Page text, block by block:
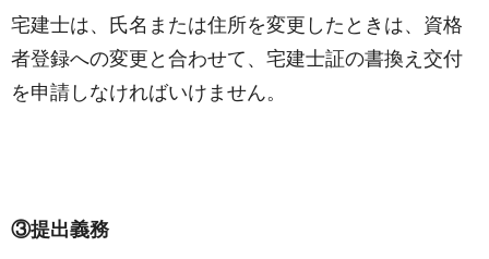
宅建士は、氏名または住所を変更したときは、資格
者登録への変更と合わせて、宅建士証の書換え交付
を申請しなければいけません。
③提出義務